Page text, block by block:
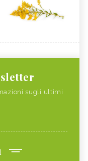
sugli ultimi